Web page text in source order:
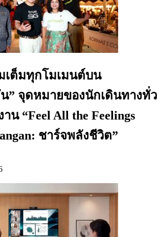
เต็มทุกโมเมนต์บน
น” จุดหมายของนักเดินทางทั่ว
น “Feel All the Feelings
ชาร์จพลังชีวิต”